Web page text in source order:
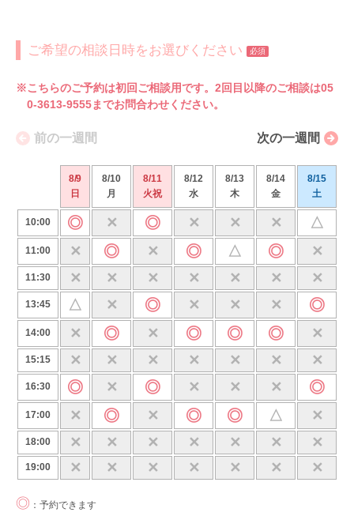
ご希望の相談日時をお選びください 必須
※こちらのご予約は初回ご相談用です。2回目以降のご相談は05
0-3613-9555までお問合わせください。
前の一週間 次の一週間
8/9
日
8/10
月
8/11
火祝
8/12
水
8/13
木
8/14
金
8/15
土
10:00 ◎ ✕ ◎ ✕ ✕ ✕ △
11:00 ✕ ◎ ✕ ◎ △ ◎ ✕
11:30 ✕ ✕ ✕ ✕ ✕ ✕ ✕
13:45 △ ✕ ◎ ✕ ✕ ✕ ◎
14:00 ✕ ◎ ✕ ◎ ◎ ◎ ✕
15:15 ✕ ✕ ✕ ✕ ✕ ✕ ✕
16:30 ◎ ✕ ◎ ✕ ✕ ✕ ◎
17:00 ✕ ◎ ✕ ◎ ◎ △ ✕
18:00 ✕ ✕ ✕ ✕ ✕ ✕ ✕
19:00 ✕ ✕ ✕ ✕ ✕ ✕ ✕
◎ ：予約できます